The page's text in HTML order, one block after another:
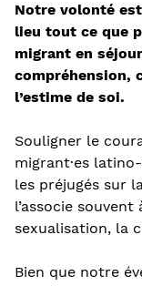
Notre volonté
lieu tout ce que
migrant en
compréhension,
l’estime de soi.
Souligner le
migrant·es
les préjugés sur
l’associe
sexualisation, la
Bien que notre